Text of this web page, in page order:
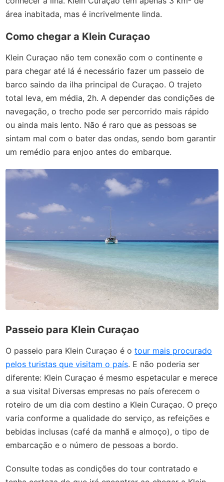
área inabitada, mas é incrivelmente linda.
Como chegar a Klein Curaçao
Klein Curaçao não tem conexão com o continente e
para chegar até lá é necessário fazer um passeio de
barco saindo da ilha principal de Curaçao. O trajeto
total leva, em média, 2h. A depender das condições de
navegação, o trecho pode ser percorrido mais rápido
ou ainda mais lento. Não é raro que as pessoas se
sintam mal com o bater das ondas, sendo bom garantir
um remédio para enjoo antes do embarque.
Passeio para Klein Curaçao
O passeio para Klein Curaçao é otour mais procurado
pelos turistas que visitam o país. E não poderia ser
diferente: Klein Curaçao é mesmo espetacular e merece
a sua visita! Diversas empresas no país oferecem o
roteiro de um dia com destino a Klein Curaçao. O preço
varia conforme a qualidade do serviço, as refeições e
bebidas inclusas (café da manhã e almoço), o tipo de
embarcação e o número de pessoas a bordo.
Consulte todas as condições do tour contratado e